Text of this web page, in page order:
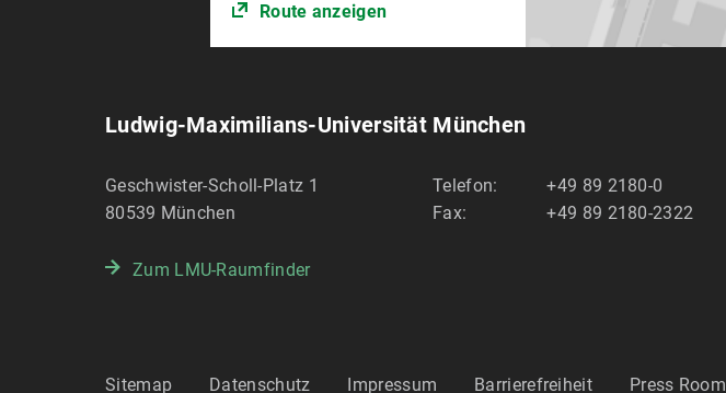
Route anzeigen
Ludwig-Maximilians-Universität München
Geschwister-Scholl-Platz 1
80539 München
Telefon:
+49 89 2180-0
Fax:
+49 89 2180-2322
Zum LMU-Raumfinder
Sitemap Datenschutz Impressum Barrierefreiheit Press Room